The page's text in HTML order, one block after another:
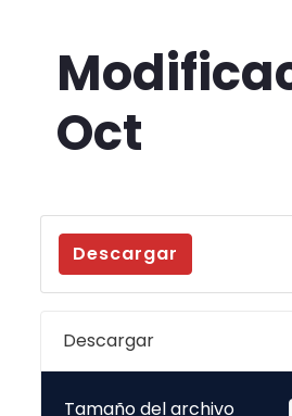
Oct
Descargar
Descargar
Tamaño del archivo